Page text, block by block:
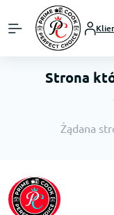
Strona
Żądana